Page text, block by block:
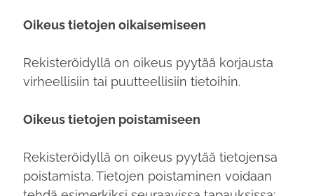
Oikeus tietojen oikaisemiseen
Rekisteröidyllä on oikeus pyytää korjausta
virheellisiin tai puutteellisiin tietoihin.
Oikeus tietojen poistamiseen
Rekisteröidyllä on oikeus pyytää tietojensa
poistamista. Tietojen poistaminen voidaan